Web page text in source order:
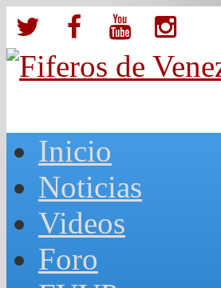
Inicio
Noticias
Videos
Foro